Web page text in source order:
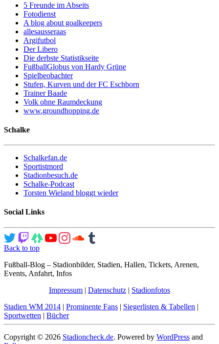
5 Freunde im Abseits
Fotodienst
A blog about goalkeepers
allesausseraas
Argifutbol
Der Libero
Die derbste Statistikseite
FußballGlobus von Hardy Grüne
Spielbeobachter
Stufen, Kurven und der FC Eschborn
Trainer Baade
Volk ohne Raumdeckung
www.groundhopping.de
Schalke
Schalkefan.de
Sportistmord
Stadionbesuch.de
Schalke-Podcast
Torsten Wieland bloggt wieder
Social Links
Back to top
Fußball-Blog – Stadionbilder, Stadien, Hallen, Tickets, Arenen,
Events, Anfahrt, Infos
Impressum | Datenschutz | Stadionfotos
Stadien WM 2014 | Prominente Fans | Siegerlisten & Tabellen |
Sportwetten | Bücher
Copyright © 2026 Stadioncheck.de. Powered by WordPress and